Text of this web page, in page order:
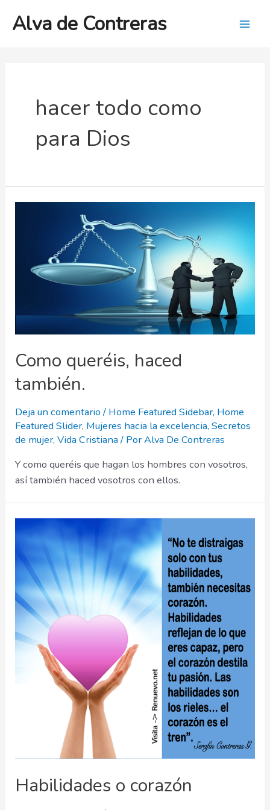
Alva de Contreras
hacer todo como
para Dios
Como queréis, haced
también.
Deja un comentario / Home Featured Sidebar, Home
Featured Slider, Mujeres hacia la excelencia,Secretos
de mujer,Vida Cristiana/ PorAlva De Contreras
Y como queréis que hagan los hombres con vosotros,
así también haced vosotros con ellos.
Habilidades o corazón